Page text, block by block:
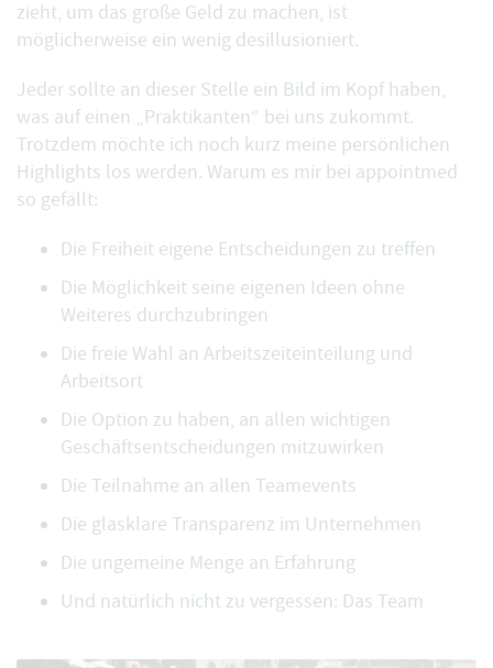
zieht, um das große Geld zu machen, ist
möglicherweise ein wenig desillusioniert.
Jeder sollte an dieser Stelle ein Bild im Kopf haben,
was auf einen „Praktikanten“ bei uns zukommt.
Trotzdem möchte ich noch kurz meine persönlichen
Highlights los werden. Warum es mir bei appointmed
so gefällt:
Die Freiheit eigene Entscheidungen zu treffen
Die Möglichkeit seine eigenen Ideen ohne
Weiteres durchzubringen
Die freie Wahl an Arbeitszeiteinteilung und
Arbeitsort
Die Option zu haben, an allen wichtigen
Geschäftsentscheidungen mitzuwirken
Die Teilnahme an allen Teamevents
Die glasklare Transparenz im Unternehmen
Die ungemeine Menge an Erfahrung
Und natürlich nicht zu vergessen: Das Team